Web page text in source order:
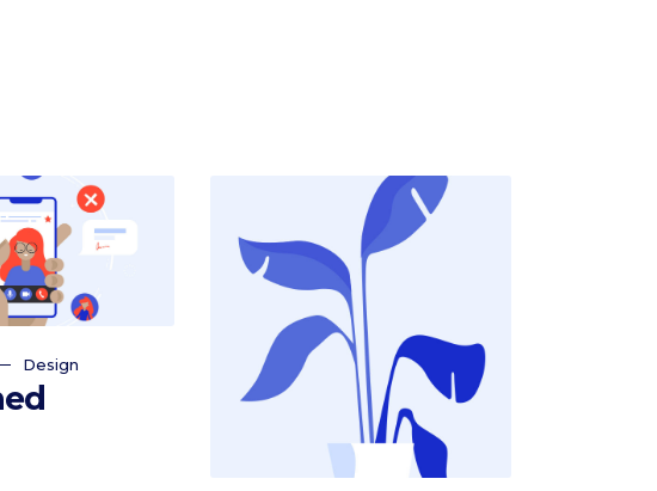
Design